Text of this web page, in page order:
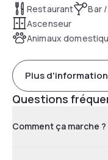
Restaurant Bar
Ascenseur
Animaux
Plus
Questions
Comment ça marche ?